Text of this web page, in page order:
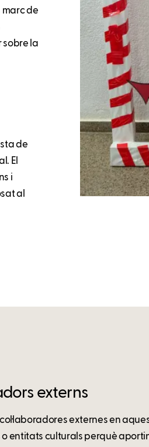
marc de
sobre la
de
El
i
al
externs
col·laboradores externes en
entitats culturals perquè